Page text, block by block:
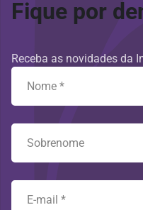
Fique por
Receba as novidades da